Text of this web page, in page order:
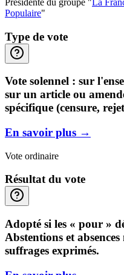
Populaire"
Type de vote
Vote solennel : sur
sur un article ou
spécifique (censure,
En savoir plus →
Vote ordinaire
Résultat du vote
Adopté si les « pour »
Abstentions et
suffrages exprimés.